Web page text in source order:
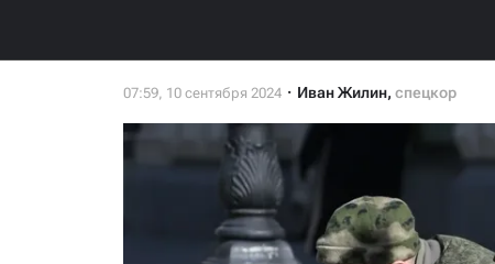
Иван Жилин, спецкор